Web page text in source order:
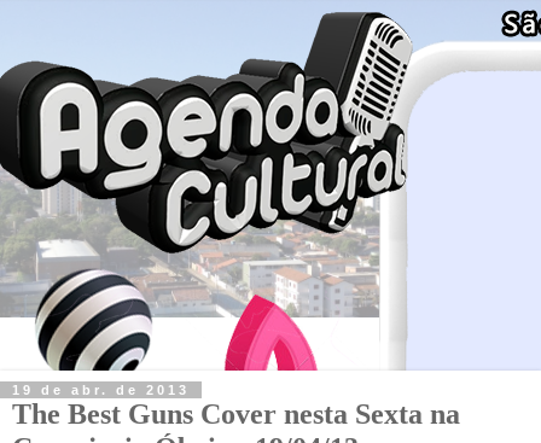
19 de abr. de 2013
The Best Guns Cover nesta Sexta na